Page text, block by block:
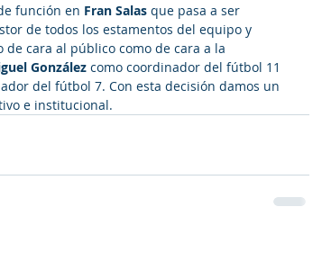
función en Fran Salas que pasa a ser
de todos los estamentos del equipo y
cara al público como de cara a la
González como coordinador del fútbol 11
del fútbol 7. Con esta decisión damos un
e institucional.